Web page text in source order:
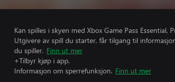
Kan spilles i skyen med Xbox Game Pass Essential,
Utgivere av spill du starter, får tilgang til
du spiller. Finn ut mer
+Tilbyr kjøp i app.
Informasjon om sperrefunksjon. Finn ut mer